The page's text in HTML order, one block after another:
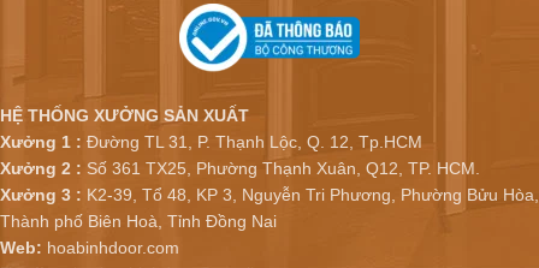
HỆ THỐNG XƯỞNG SẢN XUẤT
Xưởng 1 : Đường TL 31, P. Thạnh Lộc, Q. 12, Tp.HCM
Xưởng 2 : Số 361 TX25, Phường Thạnh Xuân, Q12, TP. HCM.
Xưởng 3 : K2-39, Tổ 48, KP 3, Nguyễn Tri Phương, Phường Bửu Hòa,
Thành phố Biên Hoà, Tỉnh Đồng Nai
Web: hoabinhdoor.com